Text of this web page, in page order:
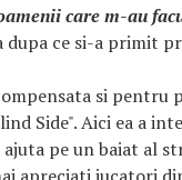
care m-au
dupa ce si-a primit
si pentru
Side". Aici ea a
pe un baiat al